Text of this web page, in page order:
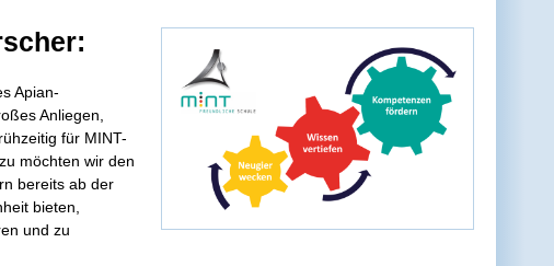
Apian-
Anliegen,
für MINT-
möchten wir den
bereits ab der
bieten,
und zu